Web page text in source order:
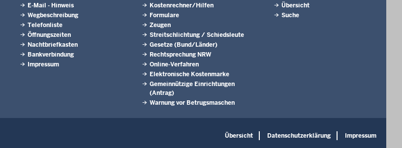
E-Mail - Hinweis
Wegbeschreibung
Telefonliste
Öffnungszeiten
Nachtbriefkasten
Bankverbindung
Impressum
Kostenrechner/Hilfen
Formulare
Zeugen
Streitschlichtung / Schiedsleute
Gesetze (Bund/Länder)
Rechtsprechung NRW
Online-Verfahren
Elektronische Kostenmarke
Gemeinnützige Einrichtungen
(Antrag)
Warnung vor Betrugsmaschen
Übersicht
Suche
Übersicht Datenschutzerklärung Impressum